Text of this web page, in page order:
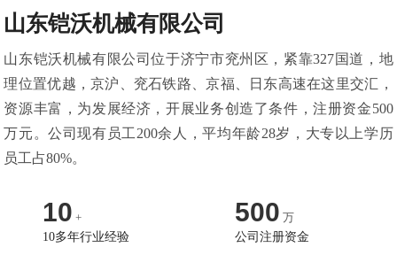
山东铠沃机械有限公司
山东铠沃机械有限公司位于济宁市兖州区，紧靠327国道，地
理位置优越，京沪、兖石铁路、京福、日东高速在这里交汇，
资源丰富，为发展经济，开展业务创造了条件，注册资金500
万元。公司现有员工200余人，平均年龄28岁，大专以上学历
员工占80%。
10 +
10多年行业经验
500 万
公司注册资金